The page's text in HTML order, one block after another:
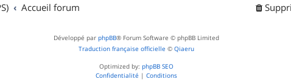
Accueil forum
Développé par phpBB® Forum Software © phpBB Limited
Traduction française officielle © Qiaeru
Optimized by: phpBB SEO
Confidentialité | Conditions